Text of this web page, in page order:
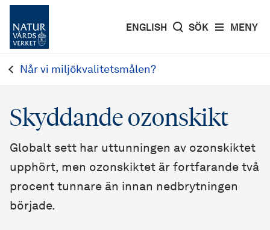
MENY
ENGLISH SÖK
Når vi miljökvalitetsmålen?
Skyddande ozonskikt
Globalt sett har uttunningen av ozonskiktet
upphört, men ozonskiktet är fortfarande två
procent tunnare än innan nedbrytningen
började.